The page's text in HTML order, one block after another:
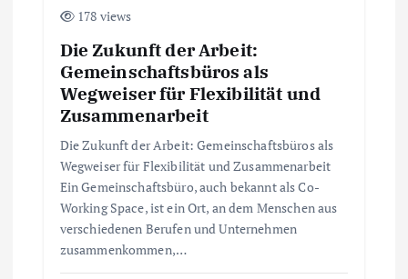
178 views
Die Zukunft der Arbeit:
Gemeinschaftsbüros als
Wegweiser für Flexibilität und
Zusammenarbeit
Die Zukunft der Arbeit: Gemeinschaftsbüros als
Wegweiser für Flexibilität und Zusammenarbeit
Ein Gemeinschaftsbüro, auch bekannt als Co-
Working Space, ist ein Ort, an dem Menschen aus
verschiedenen Berufen und Unternehmen
zusammenkommen,…